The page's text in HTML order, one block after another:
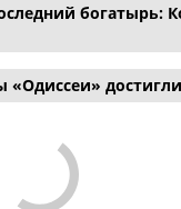
богатырь:
«Одиссеи»